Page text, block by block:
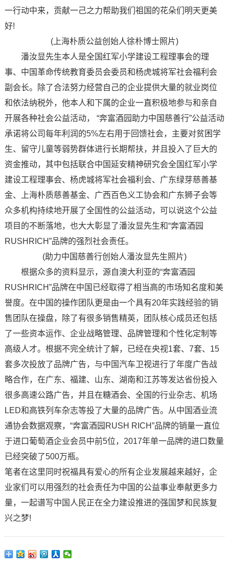
一行动中来，贡献一己之力帮助我们祖国的花朵们明天更美
好!
(上海朴质公益创始人徐朴博士照片)
潘汝显先生本人是全国红军小学建设工程理事会的理
事、中国革命传统教育委员会委员和杨虎城将军社会福利会
副会长。除了合法努力经营自己的企业提供大量的就业岗位
和依法纳税外，他本人和下属的企业一直积极地参与和亲自
开展各种社会公益活动， “奔富酒园助力中国慈善行”公益活动
承诺将公司每年利润的5%左右用于回馈社会，主要对贫困学
生、留守儿童等弱势群体进行长期帮扶，并且投入了巨大的
资金推动，其中包括联合中国延安精神研究会全国红军小学
建设工程理事会、杨虎城将军社会福利会、广东绿芽慈善基
金、上海朴质慈善基金、广西百色义工协会和广东狮子会等
众多机构持续地开展了全国性的公益活动，可以说这个公益
项目的不断落地，也大大彰显了潘汝显先生和“奔富酒园
RUSHRICH”品牌的强烈社会责任。
(助力中国慈善行创始人潘汝显先生照片)
根据众多的资料显示，源自澳大利亚的“奔富酒园
RUSHRICH”品牌在中国已经取得了相当高的市场知名度和美
誉度。在中国的操作团队更是由一个具有20年实践经验的销
售团队在操盘，除了有很多销售精英，团队核心成员还包括
了一些资本运作、企业战略管理、品牌管理和个性化定制等
高级人才。根据不完全统计了解，已经在央视1套、7套、15
套多次投放了品牌广告，与中国汽车卫视进行了年度广告战
略合作，在广东、福建、山东、湖南和江苏等发达省份投入
很多高速公路广告，并且在糖酒会、全国的行业杂志、机场
LED和高铁列车杂志等投了大量的品牌广告。从中国酒业流
通协会数据观察，“奔富酒园RUSH RICH”品牌的销量一直位
于进口葡萄酒企业会员中前5位，2017年单一品牌的进口数量
已经突破了500万瓶。
笔者在这里同时祝福具有爱心的所有企业发展越来越好，企
业家们可以用强烈的社会责任为中国的公益事业奉献更多力
量，一起谱写中国人民正在全力建设推进的强国梦和民族复
兴之梦!